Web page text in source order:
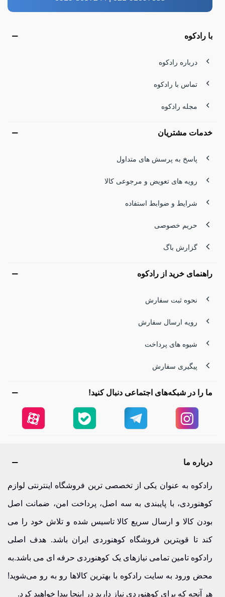
با رادکوه
درباره رادکوه
تماس با رادکوه
مجله رادکوه
خدمات مشتریان
پاسخ به پرسش های متداول
رویه های تعویض و مرجوعی کالا
شرایط و ضوابط استفاده
حریم خصوصی
گزارش باگ
راهنمای خرید از رادکوه
نحوه ثبت سفارش
رویه ارسال سفارش
شیوه های پرداخت
پیگیری سفارش
ما را در شبکه‌های اجتماعی دنبال کنید!
درباره ما
رادکوه به عنوان یکی از تخصصی ترین فروشگاه اینترنتی لوازم
کوهنوردی، با پایبندی به سه اصل، پرداخت امن، ضمانت اصل
بودن کالا و ارسال سریع کالا تاسیس شده و تلاش خود را می
کند تا قویترین فروشگاه کوهنوردی ایران باشد. هدف اصلی
رادکوه تامین تمامی نیازهای یک کوهنوردی حرفه ای می باشد.به
محض ورود به سایت رادکوه با بهترین کالاها رو به رو می‌شوید!
هر آنچه که برای کوهنوردی نیاز دارید در اینجا پیدا خواهید کرد.